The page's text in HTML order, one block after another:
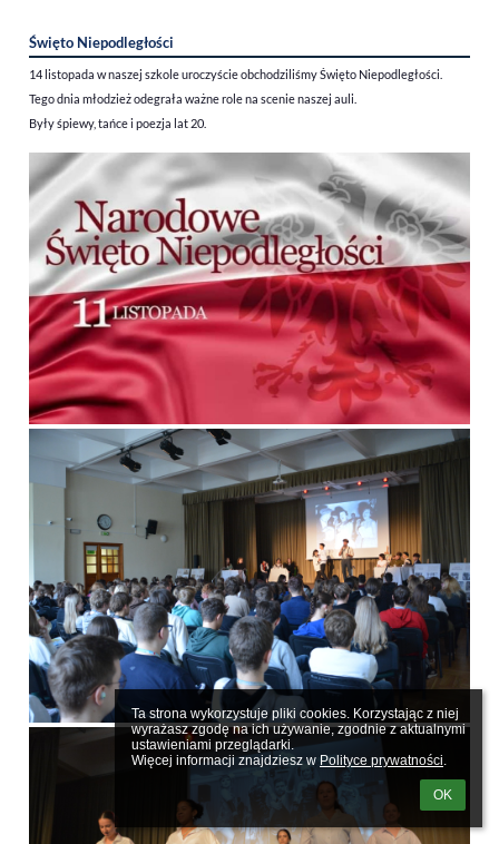
Ta strona wykorzystuje pliki cookies. Korzystając z niej
wyrażasz zgodę na ich używanie, zgodnie z aktualnymi
ustawieniami przeglądarki.
Więcej informacji znajdziesz w Polityce prywatności.
OK
Święto Niepodległości
14 listopada w naszej szkole uroczyście obchodziliśmy Święto Niepodległości.
Tego dnia młodzież odegrała ważne role na scenie naszej auli.
Były śpiewy, tańce i poezja lat 20.